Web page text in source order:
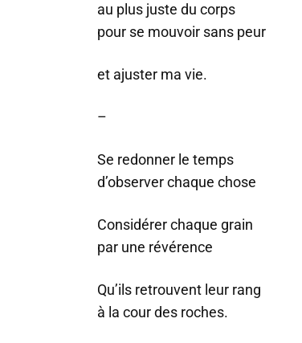
au plus juste du corps
pour se mouvoir sans peur
et ajuster ma vie.
–
Se redonner le temps
d’observer chaque chose
Considérer chaque grain
par une révérence
Qu’ils retrouvent leur rang
à la cour des roches.